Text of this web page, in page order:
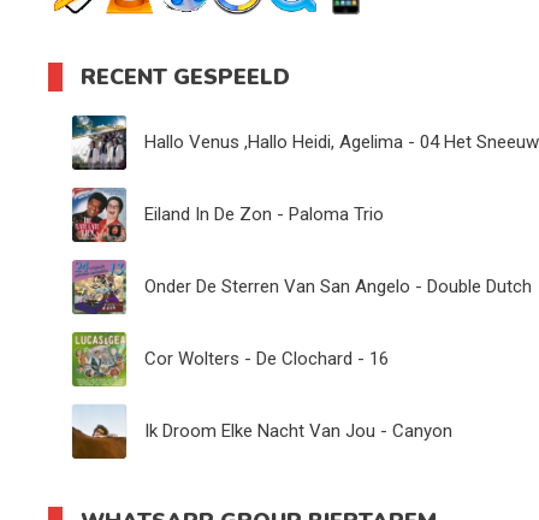
RECENT GESPEELD
Hallo Venus ,Hallo Heidi, Agelima - 04 Het
Eiland In De Zon - Paloma Trio
Onder De Sterren Van San Angelo - Double Dutch
Cor Wolters - De Clochard - 16
Ik Droom Elke Nacht Van Jou - Canyon